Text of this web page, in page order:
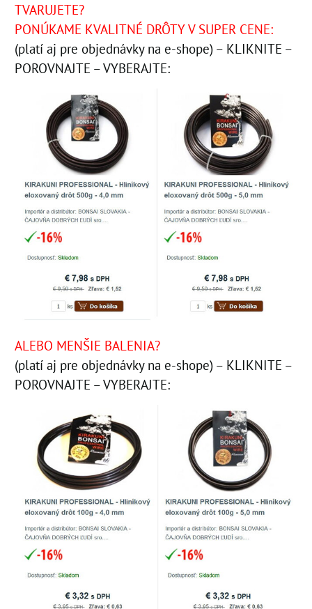
TVARUJETE?
PONÚKAME KVALITNÉ DRÔTY V SUPER CENE:
(platí aj pre objednávky na e-shope) – KLIKNITE –
POROVNAJTE – VYBERAJTE:
ALEBO MENŠIE BALENIA?
(platí aj pre objednávky na e-shope) – KLIKNITE –
POROVNAJTE – VYBERAJTE: